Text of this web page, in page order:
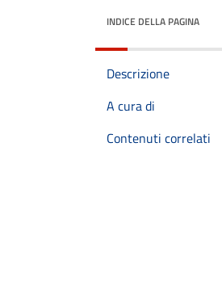
INDICE DELLA PAGINA
Descrizione
A cura di
Contenuti correlati